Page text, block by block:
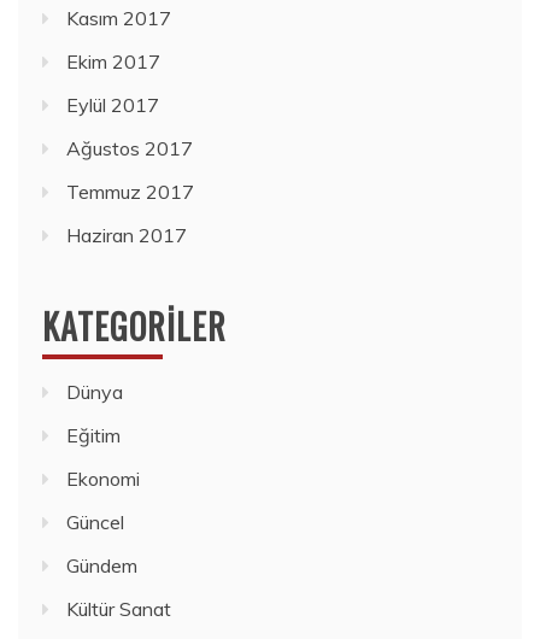
Kasım 2017
Ekim 2017
Eylül 2017
Ağustos 2017
Temmuz 2017
Haziran 2017
KATEGORILER
Dünya
Eğitim
Ekonomi
Güncel
Gündem
Kültür Sanat